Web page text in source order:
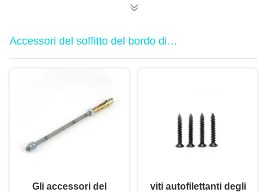
Accessori del soffitto del bordo di
gesso
Gli accessori del
viti autofilettanti degli